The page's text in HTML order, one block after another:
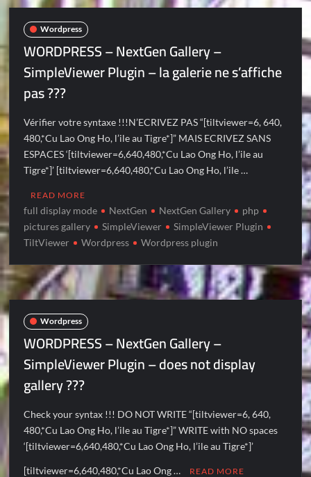
Wordpress
WORDPRESS – NextGen Gallery –
SimpleViewer Plugin – la galerie ne s’affiche
pas ???
Vérifier votre syntaxe !!!N’ECRIVEZ PAS “[tiltviewer=6, 640,
480,*Cu Lao Ong Ho, l’ile au Tigre*]” MAIS ECRIVEZ SANS
ESPACES ‘[tiltviewer=6,640,480,*Cu Lao Ong Ho, l’ile au
Tigre*]’ [tiltviewer=6,640,480,*Cu Lao Ong Ho, l’ile …
READ MORE
full display mode NextGen NextGen Gallery
php
pictures gallery
SimpleViewer
SimpleViewer Plugin
TiltViewer
Wordpress Wordpress plugin
Wordpress
WORDPRESS – NextGen Gallery –
SimpleViewer Plugin – does not display
gallery ???
Check your syntax !!! DO NOT WRITE “[tiltviewer=6, 640,
480,*Cu Lao Ong Ho, l’ile au Tigre*]” WRITE with NO spaces
‘[tiltviewer=6,640,480,*Cu Lao Ong Ho, l’ile au Tigre*]’
[tiltviewer=6,640,480,*Cu Lao Ong … READ MORE